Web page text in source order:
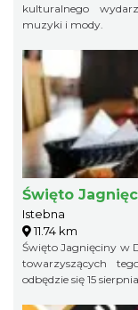
kulturalnego
muzyki i mody.
Święto
Istebna
11.74 km
Święto Jagnięciny w
towarzyszących
odbędzie się 15 sierpnia.